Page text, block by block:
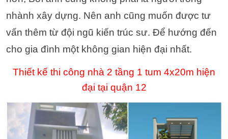
nhành xây dựng. Nên anh cũng muốn được tư
vấn thêm từ đội ngũ kiến trúc sư. Để hướng đến
cho gia đình một không gian hiện đại nhất.
Thiết kế thi công nhà 2 tầng 1 tum 4x20m hiện
đại tại quận 12